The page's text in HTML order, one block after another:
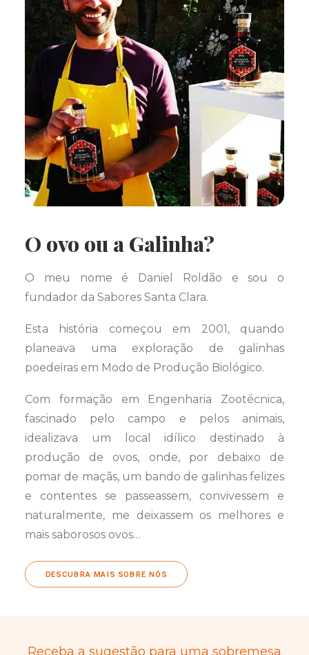
O ovo ou a Galinha?
O meu nome é Daniel Roldão e sou o
fundador da Sabores Santa Clara.
Esta história começou em 2001, quando
planeava uma exploração de galinhas
poedeiras em Modo de Produção Biológico.
Com formação em Engenharia Zootécnica,
fascinado pelo campo e pelos animais,
idealizava um local idílico destinado à
produção de ovos, onde, por debaixo de
pomar de maçãs, um bando de galinhas felizes
e contentes se passeassem, convivessem e
naturalmente, me deixassem os melhores e
mais saborosos ovos…
DESCUBRA MAIS SOBRE NÓS
Receba a sugestão para uma sobremesa